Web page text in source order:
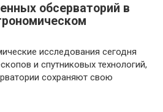
обсерваторий в
исследования сегодня
и спутниковых технологий,
сохраняют свою